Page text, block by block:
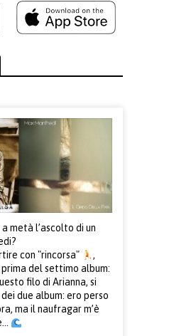
metà l’ascolto di un
con "rincorsa"
,
prima del settimo album:
filo di Arianna, si
due album: ero perso
ma il naufragar m’è